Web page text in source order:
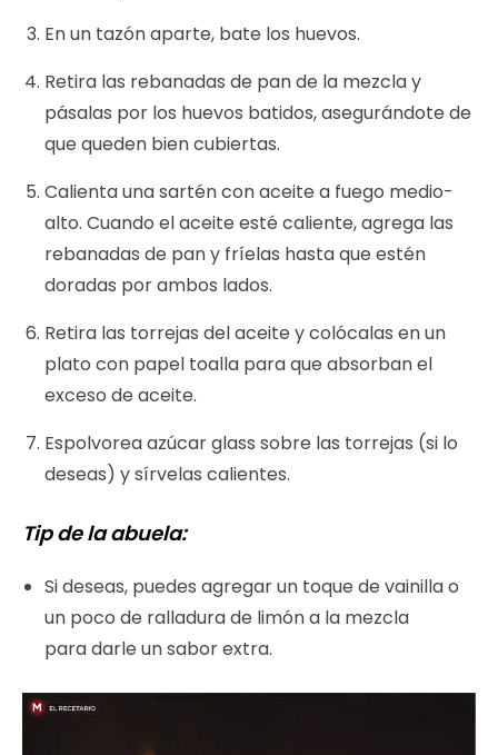
En un tazón aparte, bate los huevos.
Retira las rebanadas de pan de la mezcla y
pásalas por los huevos batidos, asegurándote de
que queden bien cubiertas.
Calienta una sartén con aceite a fuego medio-
alto. Cuando el aceite esté caliente, agrega las
rebanadas de pan y fríelas hasta que estén
doradas por ambos lados.
Retira las torrejas del aceite y colócalas en un
plato con papel toalla para que absorban el
exceso de aceite.
Espolvorea azúcar glass sobre las torrejas (si lo
deseas) y sírvelas calientes.
Tip de la abuela:
Si deseas, puedes agregar un toque de vainilla o
un poco de ralladura de limón a la mezcla
para darle un sabor extra.